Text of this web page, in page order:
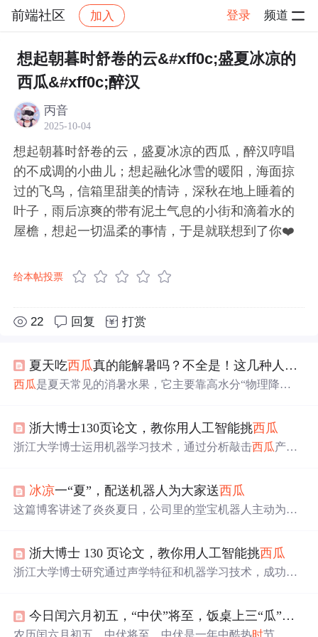
前端社区 加入 登录 频道
社区 前端社区 感慨 帖子详情
想起朝暮时舒卷的云&#xff0c;盛夏冰凉的
西瓜&#xff0c;醉汉
丙音
2025-10-04
想起朝暮时舒卷的云，盛夏冰凉的西瓜，醉汉哼唱
的不成调的小曲儿；想起融化冰雪的暖阳，海面掠
过的飞鸟，信箱里甜美的情诗，深秋在地上睡着的
叶子，雨后凉爽的带有泥土气息的小街和滴着水的
屋檐，想起一切温柔的事情，于是就联想到了你❤️
给本帖投票
22 回复 打赏
夏天吃西瓜真的能解暑吗？不全是！这几种人还是注意一点好
西瓜是夏天常见的消暑水果，它主要靠高水分“物理降
要注意。西瓜的美味还在于陪伴和仪式感，适量适时吃才
是解暑秘方。
浙大博士130页论文，教你用人工智能挑西瓜
浙江大学博士运用机器学习技术，通过分析敲击西瓜产生
提供更科学的挑瓜方法。
冰凉一“夏”，配送机器人为大家送西瓜
这篇博客讲述了炎炎夏日，公司里的堂宝机器人主动为员
浙大博士 130 页论文，教你用人工智能挑西瓜
浙江大学博士研究通过声学特征和机器学习技术，成功地
吃瓜群众轻松挑选到最甜的西瓜。 今日闰六月初五，“中伏”将至，饭桌上三“瓜”吃着好，别忘了